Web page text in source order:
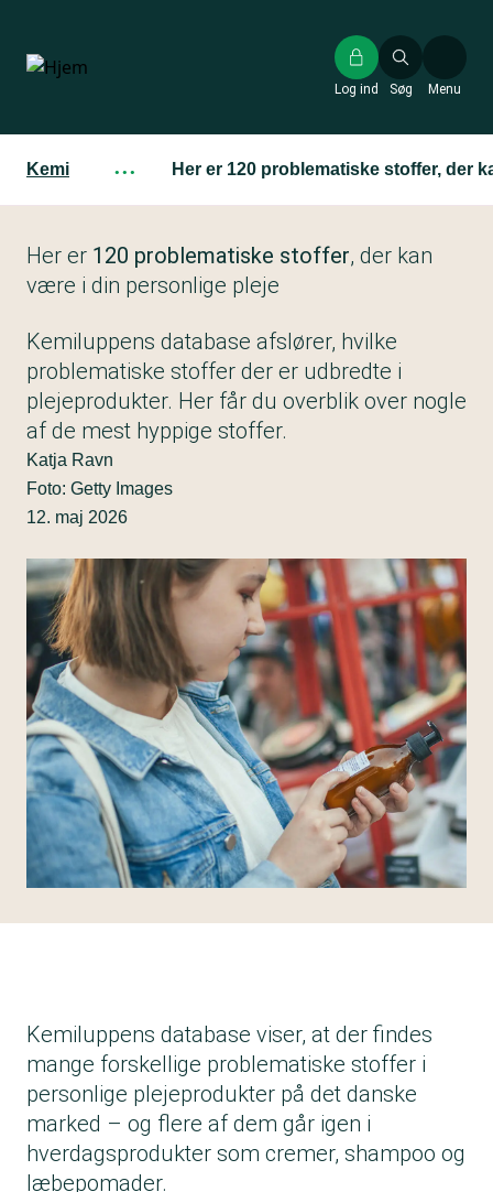
hovedindhold
Søg
Log ind Menu
Kemi ··· Her er 120 problematiske stoffer, der
Her er 120 problematiske stoffer, der kan
være i din personlige pleje
Kemiluppens database afslører, hvilke
problematiske stoffer der er udbredte i
plejeprodukter. Her får du overblik over nogle
af de mest hyppige stoffer.
Katja Ravn
Foto: Getty Images
12. maj 2026
Kemiluppens database viser, at der findes
mange forskellige problematiske stoffer i
personlige plejeprodukter på det danske
marked – og flere af dem går igen i
hverdagsprodukter som cremer, shampoo og
læbepomader.